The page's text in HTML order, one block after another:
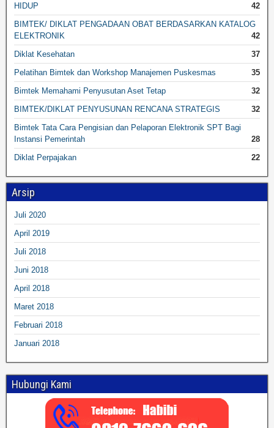
HIDUP
42
BIMTEK/ DIKLAT PENGADAAN OBAT BERDASARKAN KATALOG
ELEKTRONIK
42
Diklat Kesehatan
37
Pelatihan Bimtek dan Workshop Manajemen Puskesmas
35
Bimtek Memahami Penyusutan Aset Tetap
32
BIMTEK/DIKLAT PENYUSUNAN RENCANA STRATEGIS
32
Bimtek Tata Cara Pengisian dan Pelaporan Elektronik SPT Bagi
Instansi Pemerintah
28
Diklat Perpajakan
22
Arsip
Juli 2020
April 2019
Juli 2018
Juni 2018
April 2018
Maret 2018
Februari 2018
Januari 2018
Hubungi Kami